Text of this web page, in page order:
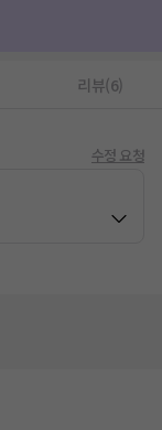
리뷰(6)
수정 요청